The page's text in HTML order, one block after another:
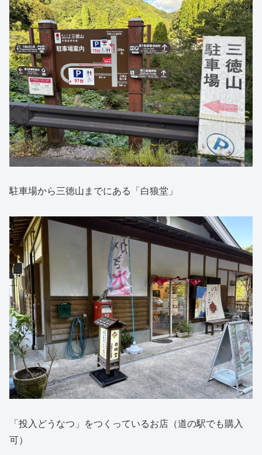
駐車場から三徳山までにある「白狼堂」
「投入どうなつ」をつくっているお店（道の駅でも購入
可）